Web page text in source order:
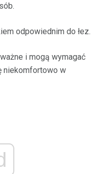
odpowiednim do łez.
i mogą wymagać
niekomfortowo w